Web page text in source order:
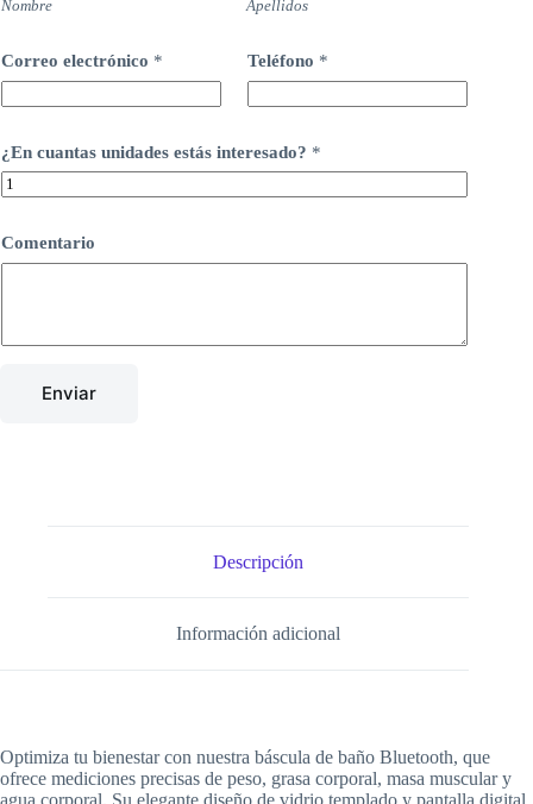
Nombre Apellidos
Correo electrónico * Teléfono *
¿En cuantas unidades estás interesado? *
Comentario
Enviar
Descripción
Información adicional
Optimiza tu bienestar con nuestra báscula de baño Bluetooth, que
ofrece mediciones precisas de peso, grasa corporal, masa muscular y
agua corporal. Su elegante diseño de vidrio templado y pantalla digital